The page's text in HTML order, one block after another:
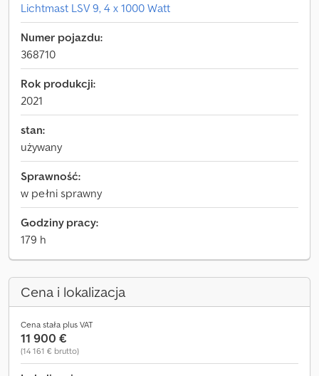
Lichtmast LSV 9, 4 x 1000 Watt
Numer pojazdu:
368710
Rok produkcji:
2021
stan:
używany
Sprawność:
w pełni sprawny
Godziny pracy:
179 h
Cena i lokalizacja
Cena stała plus VAT
11 900 €
(14 161 € brutto)